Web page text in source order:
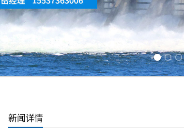
新闻详情